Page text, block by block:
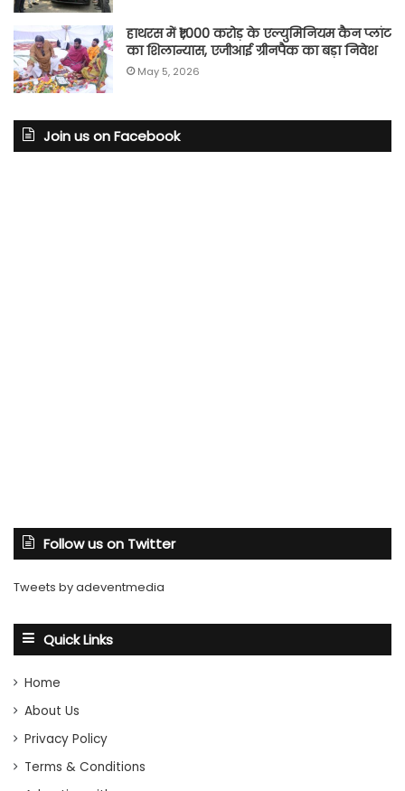
हाथरस में ₹1,000 करोड़ के एल्युमिनियम कैन प्लांट
का शिलान्यास, एजीआई ग्रीनपैक का बड़ा निवेश
May 5, 2026
Join us on Facebook
Follow us on Twitter
Tweets by adeventmedia
Quick Links
Home
About Us
Privacy Policy
Terms & Conditions